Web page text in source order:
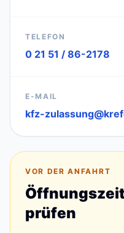
TELEFON
0 21 51 / 86-2178
E-MAIL
kfz-
VOR DER ANFAHRT
prüfen